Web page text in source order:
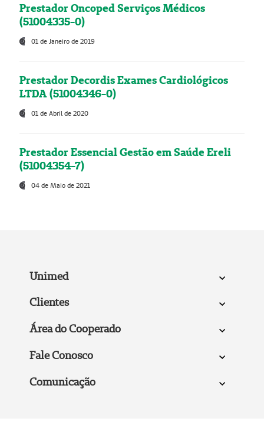
Prestador Oncoped Serviços Médicos
(51004335-0)
01 de Janeiro de 2019
Prestador Decordis Exames Cardiológicos
LTDA (51004346-0)
01 de Abril de 2020
Prestador Essencial Gestão em Saúde Ereli
(51004354-7)
04 de Maio de 2021
Unimed
Clientes
Área do Cooperado
Fale Conosco
Comunicação